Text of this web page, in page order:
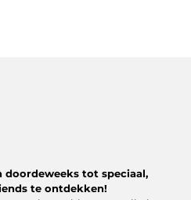
doordeweeks tot speciaal,
te ontdekken!